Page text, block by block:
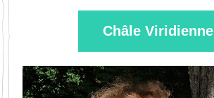
Châle Viridienne